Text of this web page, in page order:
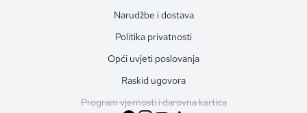
Narudžbe i dostava
Politika privatnosti
Opći uvjeti poslovanja
Raskid ugovora
Program vjernosti i darovna kartica